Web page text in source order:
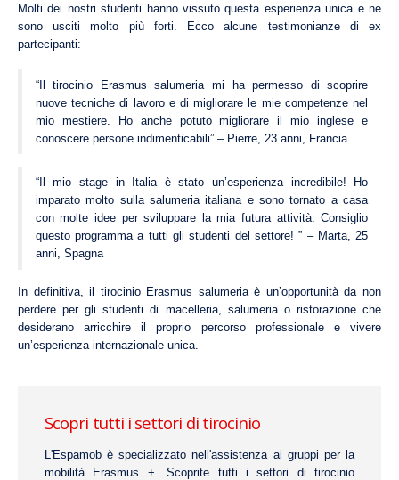
Molti dei nostri studenti hanno vissuto questa esperienza unica e ne
sono usciti molto più forti. Ecco alcune testimonianze di ex
partecipanti:
“Il tirocinio Erasmus salumeria mi ha permesso di scoprire
nuove tecniche di lavoro e di migliorare le mie competenze nel
mio mestiere. Ho anche potuto migliorare il mio inglese e
conoscere persone indimenticabili” – Pierre, 23 anni, Francia
“Il mio stage in Italia è stato un’esperienza incredibile! Ho
imparato molto sulla salumeria italiana e sono tornato a casa
con molte idee per sviluppare la mia futura attività. Consiglio
questo programma a tutti gli studenti del settore! ” – Marta, 25
anni, Spagna
In definitiva, il tirocinio Erasmus salumeria è un’opportunità da non
perdere per gli studenti di macelleria, salumeria o ristorazione che
desiderano arricchire il proprio percorso professionale e vivere
un’esperienza internazionale unica.
Scopri tutti i settori di tirocinio
L'Espamob è specializzato nell'assistenza ai gruppi per la
mobilità Erasmus +. Scoprite tutti i settori di tirocinio